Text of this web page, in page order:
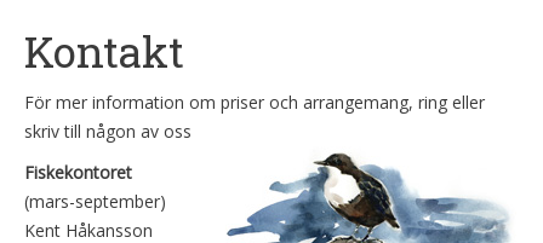
Kontakt
För mer information om priser och arrangemang, ring eller
skriv till någon av oss
Fiskekontoret
(mars-september)
Kent Håkansson